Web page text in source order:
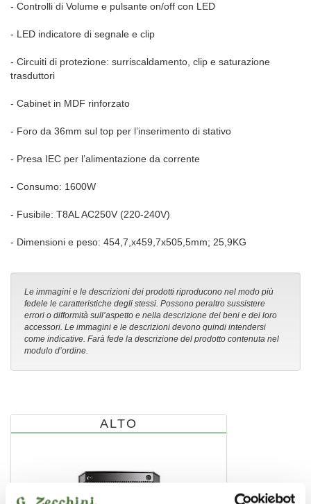
- Controlli di Volume e pulsante on/off con LED
- LED indicatore di segnale e clip
- Circuiti di protezione: surriscaldamento, clip e saturazione
trasduttori
- Cabinet in MDF rinforzato
- Foro da 36mm sul top per l’inserimento di stativo
- Presa IEC per l’alimentazione da corrente
- Consumo: 1600W
- Fusibile: T8AL AC250V (220-240V)
- Dimensioni e peso: 454,7,x459,7x505,5mm; 25,9KG
Le immagini e le descrizioni dei prodotti riproducono nel modo più
fedele le caratteristiche degli stessi. Possono peraltro sussistere
errori o difformità sull’aspetto e nella descrizione dei beni e dei loro
accessori. Le immagini e le descrizioni devono quindi intendersi
come indicative. Farà fede la descrizione del prodotto contenuta nel
modulo d’ordine.
ALTO